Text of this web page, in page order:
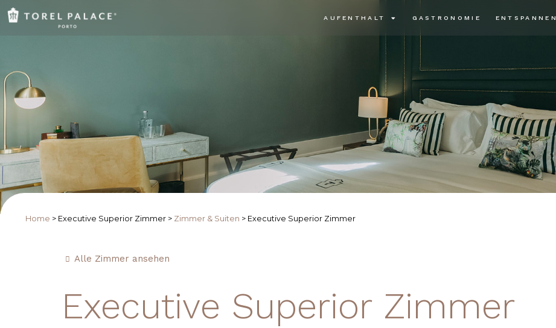
AUFENTHALT GASTRONOMIE ENTSPANNEN
Home > Executive Superior Zimmer > Zimmer & Suiten > Executive Superior Zimmer
Alle Zimmer ansehen
Executive Superior Zimmer